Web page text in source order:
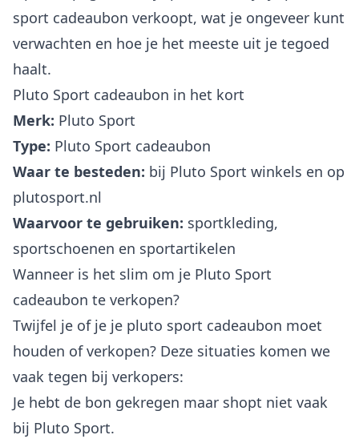
sport cadeaubon verkoopt, wat je ongeveer kunt
verwachten en hoe je het meeste uit je tegoed
haalt.
Pluto Sport cadeaubon in het kort
Merk: Pluto Sport
Type: Pluto Sport cadeaubon
Waar te besteden: bij Pluto Sport winkels en op
plutosport.nl
Waarvoor te gebruiken: sportkleding,
sportschoenen en sportartikelen
Wanneer is het slim om je Pluto Sport
cadeaubon te verkopen?
Twijfel je of je je pluto sport cadeaubon moet
houden of verkopen? Deze situaties komen we
vaak tegen bij verkopers:
Je hebt de bon gekregen maar shopt niet vaak
bij Pluto Sport.